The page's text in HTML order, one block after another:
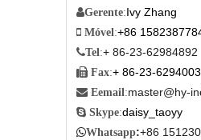
Gerente:Ivy Zhang
 Móvel :+86
Tel :+ 86-23-62984892
 Fax:+ 86-23-
 Eemail :master@hy-
 Skype:daisy_taoyy
Whatsapp:+86